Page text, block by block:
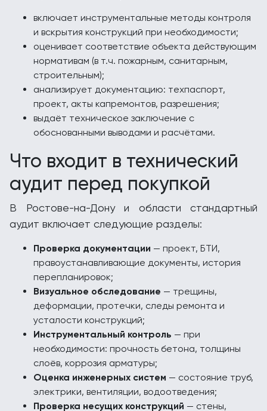
включает инструментальные методы контроля
и вскрытия конструкций при необходимости;
оценивает соответствие объекта действующим
нормативам (в т.ч. пожарным, санитарным,
строительным);
анализирует документацию: техпаспорт,
проект, акты капремонтов, разрешения;
выдаёт техническое заключение с
обоснованными выводами и расчётами.
Что входит в технический
аудит перед покупкой
В Ростове-на-Дону и области стандартный
аудит включает следующие разделы:
Проверка документации — проект, БТИ,
правоустанавливающие документы, история
перепланировок;
Визуальное обследование — трещины,
деформации, протечки, следы ремонта и
усталости конструкций;
Инструментальный контроль — при
необходимости: прочность бетона, толщины
слоёв, коррозия арматуры;
Оценка инженерных систем — состояние труб,
электрики, вентиляции, водоотведения;
Проверка несущих конструкций — стены,